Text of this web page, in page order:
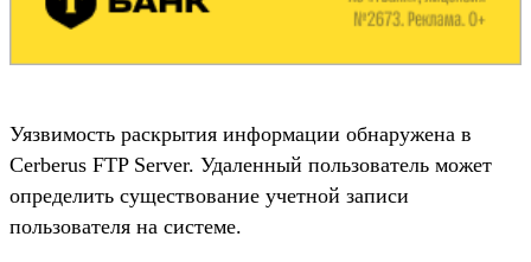
Уязвимость раскрытия информации обнаружена в
Cerberus FTP Server. Удаленный пользователь может
определить существование учетной записи
пользователя на системе.